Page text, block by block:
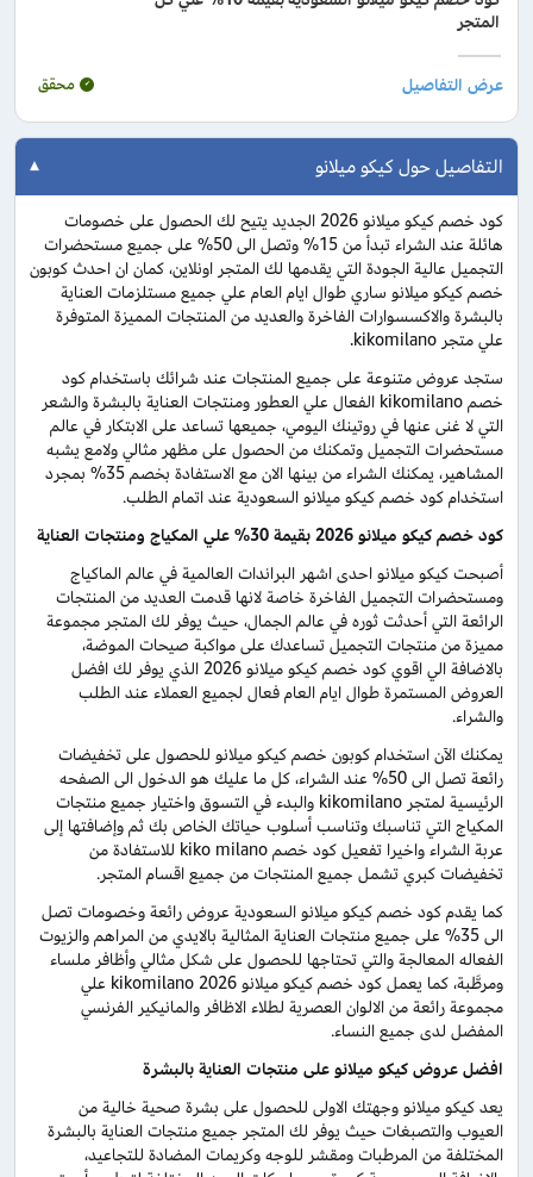
المتجر
محقق
التفاصيل حول كيكو ميلانو
كود خصم كيكو ميلانو 2026 الجديد يتيح لك الحصول على خصومات
هائلة عند الشراء تبدأ من 15% وتصل الى 50% على جميع مستحضرات
التجميل عالية الجودة التي يقدمها لك المتجر اونلاين، كمان ان احدث كوبون
خصم كيكو ميلانو ساري طوال ايام العام علي جميع مستلزمات العناية
بالبشرة والاكسسوارات الفاخرة والعديد من المنتجات المميزة المتوفرة
علي متجر kikomilano.
ستجد عروض متنوعة على جميع المنتجات عند شرائك باستخدام كود
خصم kikomilano الفعال علي العطور ومنتجات العناية بالبشرة والشعر
التي لا غنى عنها في روتينك اليومي، جميعها تساعد على الابتكار في عالم
مستحضرات التجميل وتمكنك من الحصول على مظهر مثالي ولامع يشبه
المشاهير، يمكنك الشراء من بينها الان مع الاستفادة بخصم 35% بمجرد
استخدام كود خصم كيكو ميلانو السعودية عند اتمام الطلب.
كود خصم كيكو ميلانو 2026 بقيمة 30% علي المكياج ومنتجات العناية
أصبحت كيكو ميلانو احدى اشهر البراندات العالمية في عالم الماكياج
ومستحضرات التجميل الفاخرة خاصة لانها قدمت العديد من المنتجات
الرائعة التي أحدثت ثوره في عالم الجمال، حيث يوفر لك المتجر مجموعة
مميزة من منتجات التجميل تساعدك على مواكبة صيحات الموضة،
بالاضافة الي اقوي كود خصم كيكو ميلانو 2026 الذي يوفر لك افضل
العروض المستمرة طوال ايام العام فعال لجميع العملاء عند الطلب
والشراء.
يمكنك الآن استخدام كوبون خصم كيكو ميلانو للحصول على تخفيضات
رائعة تصل الى 50% عند الشراء، كل ما عليك هو الدخول الى الصفحه
الرئيسية لمتجر kikomilano والبدء في التسوق واختيار جميع منتجات
المكياج التي تناسبك وتناسب أسلوب حياتك الخاص بك ثم وإضافتها إلى
عربة الشراء واخيرا تفعيل كود خصم kiko milano للاستفادة من
تخفيضات كبري تشمل جميع المنتجات من جميع اقسام المتجر.
كما يقدم كود خصم كيكو ميلانو السعودية عروض رائعة وخصومات تصل
الى 35% على جميع منتجات العناية المثالية بالايدي من المراهم والزيوت
الفعاله المعالجة والتي تحتاجها للحصول على شكل مثالي وأظافر ملساء
ومرطَّبة، كما يعمل كود خصم كيكو ميلانو 2026 kikomilano علي
مجموعة رائعة من الالوان العصرية لطلاء الاظافر والمانيكير الفرنسي
المفضل لدى جميع النساء.
افضل عروض كيكو ميلانو على منتجات العناية بالبشرة
يعد كيكو ميلانو وجهتك الاولى للحصول على بشرة صحية خالية من
العيوب والتصبغات حيث يوفر لك المتجر جميع منتجات العناية بالبشرة
المختلفة من المرطبات ومقشر للوجه وكريمات المضادة للتجاعيد،